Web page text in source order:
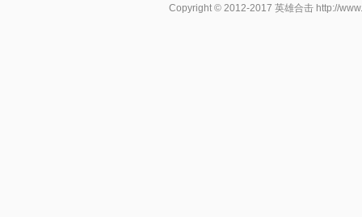
Copyright © 2012-2017 英雄合击 http://